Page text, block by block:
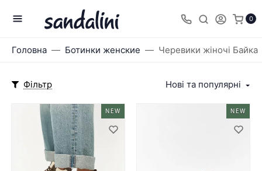
0
Головна Ботинки женские Черевики жіночі Байка
Фільтр Нові та популярні
NEW NEW